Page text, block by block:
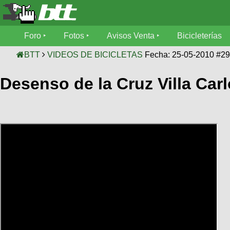
Foro
Foro
Mecánica
Fotos
SUBÍ
Avisos
Bicicleterías
Foro Fotos Avisos Venta Bicicleterías
BTT VIDEOS DE BICICLETAS Fecha: 25-05-2010
Desenso de la Cruz Villa